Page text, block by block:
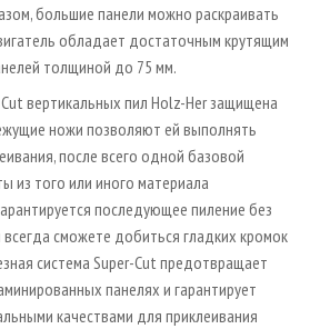
большие панели можно раскраивать
обладает достаточным крутящим
толщиной до 75 мм.
вертикальных пил Holz­-Her защищена
ножи позволяют ей выполнять
после всего одной базовой
из того или иного материала
последующее пиление без
сможете добиться гладких кромок
система Super­-Cut предотвращает
панелях и гарантирует
качествами для приклеивания